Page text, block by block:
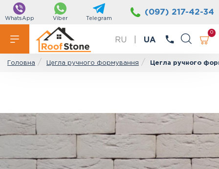
WhatsApp Viber Telegram
(097) 217-42-34
RU UA
0
Головна Цегла ручного формування Цегла ручного